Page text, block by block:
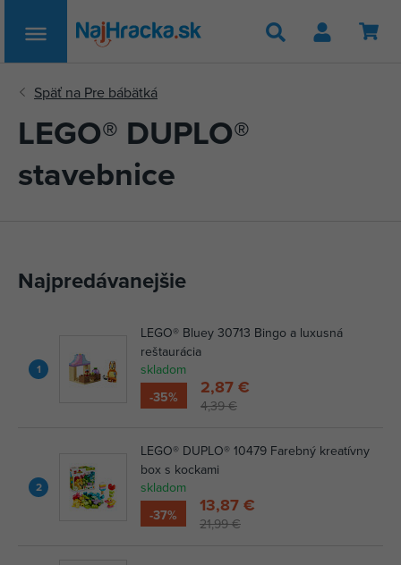
Hľadať
LEGO® DUPLO®
stavebnice
Najpredávanejšie
1
LEGO® Bluey 30713 Bingo a luxusná
reštaurácia
skladom
-35%
4,39 €
2,87 €
2
LEGO® DUPLO® 10479 Farebný kreatívny
box s kockami
skladom
-37%
21,99 €
13,87 €